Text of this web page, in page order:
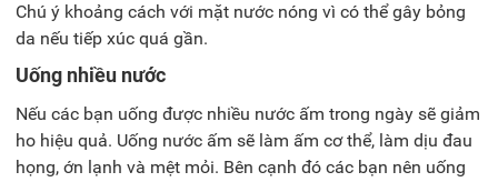
Chú ý khoảng cách với mặt nước nóng vì có thể gây bỏng
da nếu tiếp xúc quá gần.
Uống nhiều nước
Nếu các bạn uống được nhiều nước ấm trong ngày sẽ giảm
ho hiệu quả. Uống nước ấm sẽ làm ấm cơ thể, làm dịu đau
họng, ớn lạnh và mệt mỏi. Bên cạnh đó các bạn nên uống